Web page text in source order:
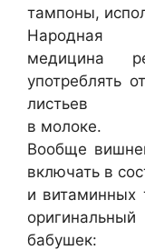
тампоны,
Народная
медицина
употреблять
листьев
в молоке.
Вообще
включать в
и витаминных
бабушек: